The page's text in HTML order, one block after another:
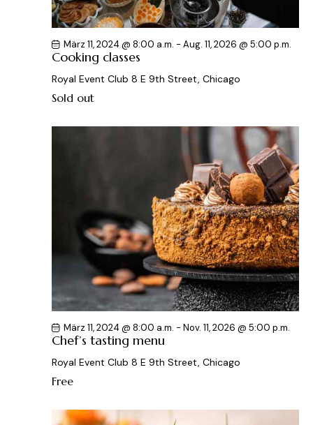
Cooking classes
März 11, 2024 @ 8:00 a.m. - Aug. 11, 2026 @ 5:00 p.m.
Royal Event Club 8 E 9th Street, Chicago
Sold out
Chef’s tasting menu
März 11, 2024 @ 8:00 a.m. - Nov. 11, 2026 @ 5:00 p.m.
Royal Event Club 8 E 9th Street, Chicago
Free